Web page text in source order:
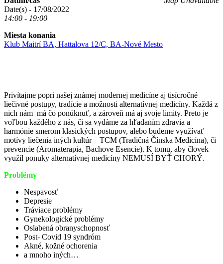
Date(s) - 17/08/2022
14:00 - 19:00
Miesta konania
Klub Maitrí BA, Hattalova 12/C, BA-Nové Mesto
Privítajme popri našej známej modernej medicíne aj tisícročné
liečivné postupy, tradície a možnosti alternatívnej medicíny. Každá z
nich nám má čo ponúknuť, a zároveň má aj svoje limity. Preto je
voľbou každého z nás, či sa vydáme za hľadaním zdravia a
harmónie smerom klasických postupov, alebo budeme využívať
motívy liečenia iných kultúr – TCM (Tradičná Čínska Medicína), či
prevencie (Aromaterapia, Bachove Esencie). K tomu, aby človek
využil ponuky alternatívnej medicíny NEMUSÍ BYŤ CHORÝ.
Problémy
Nespavosť
Depresie
Tráviace problémy
Gynekologické problémy
Oslabená obranyschopnosť
Post- Covid 19 syndróm
Akné, kožné ochorenia
a mnoho iných…